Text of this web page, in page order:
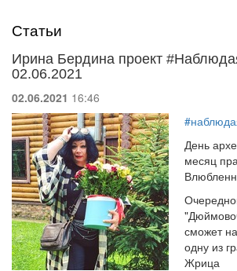
Статьи
Ирина Бердина проект
02.06.2021
02.06.2021 16:46
День
месяц
сможет
одну из
Жрица